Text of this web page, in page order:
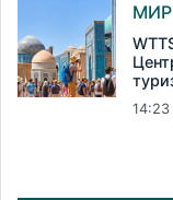
МИР